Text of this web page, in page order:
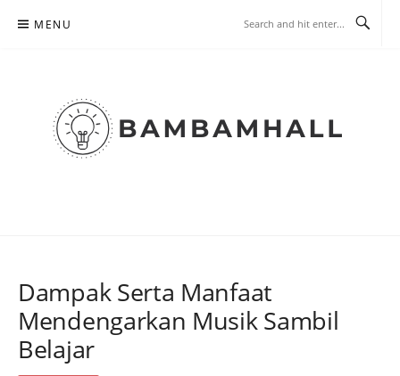
MENU
Dampak Serta Manfaat
Mendengarkan Musik Sambil
Belajar